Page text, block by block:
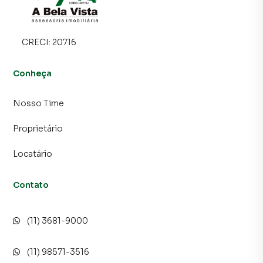
inquilinos.
CRECI: 20716
Conheça
Nosso Time
Proprietário
Locatário
Contato
(11) 3681-9000
(11) 98571-3516